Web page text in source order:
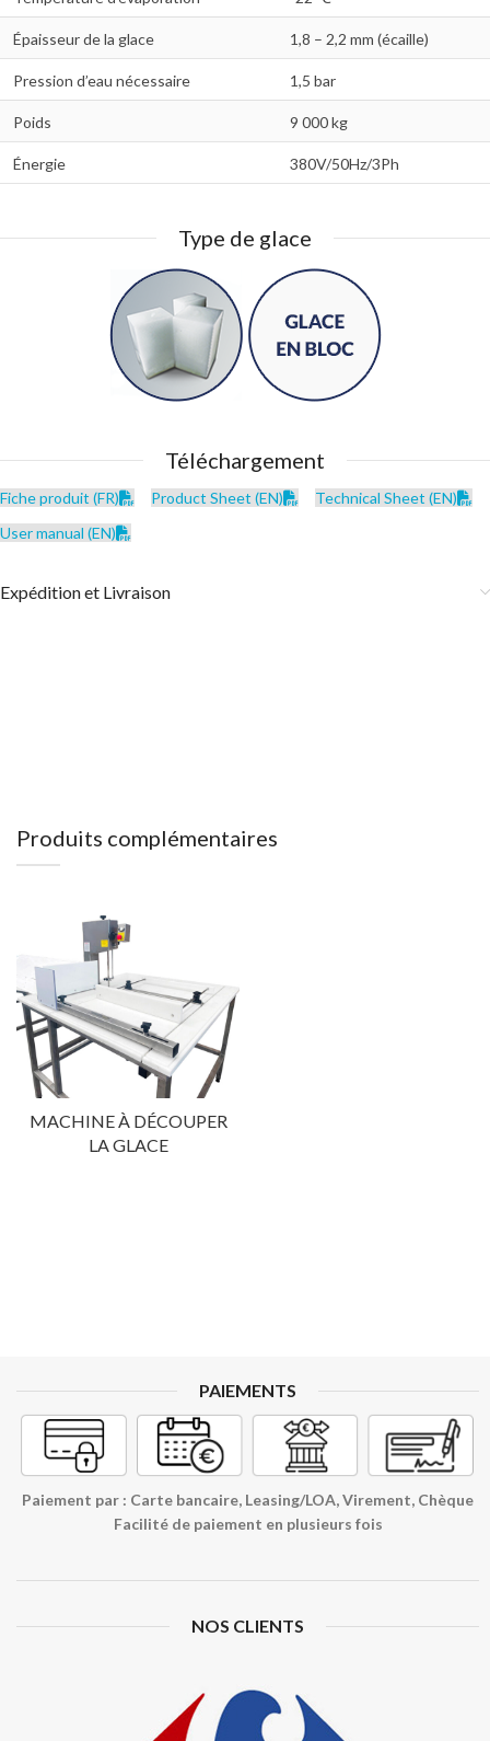
Épaisseur de la glace 1,8 – 2,2 mm (écaille)
Pression d’eau nécessaire 1,5 bar
Poids 9 000 kg
Énergie 380V/50Hz/3Ph
Type de glace
Téléchargement
Fiche produit (FR) Product Sheet (EN)
Technical Sheet (EN)
User manual (EN)
Expédition et Livraison
Produits complémentaires
MACHINE À DÉCOUPER
LA GLACE
PAIEMENTS
Paiement par : Carte bancaire, Leasing/LOA, Virement, Chèque
Facilité de paiement en plusieurs fois
NOS CLIENTS